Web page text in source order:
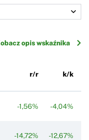
opis wskaźnika
r/r k/k
-1,56% -4,04%
-14,72% -12,67%